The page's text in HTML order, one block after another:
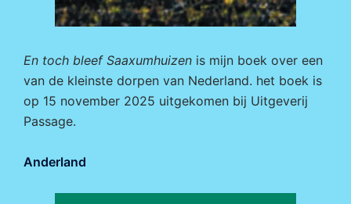
En toch bleef Saaxumhuizen is mijn boek over een
van de kleinste dorpen van Nederland. het boek is
op 15 november 2025 uitgekomen bij Uitgeverij
Passage.
Anderland